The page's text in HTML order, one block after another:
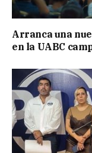
Arranca una
en la UABC